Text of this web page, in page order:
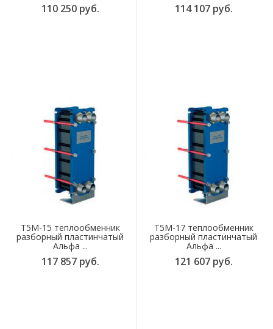
110 250 руб. 114 107 руб.
T5M-15 теплообменник
разборный пластинчатый
Альфа ...
117 857 руб.
T5M-17 теплообменник
разборный пластинчатый
Альфа ...
121 607 руб.